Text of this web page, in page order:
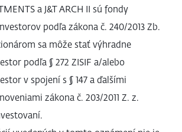
a J&T ARCH II sú fondy
podľa zákona č. 240/2013 Zb.
sa môže stať výhradne
podľa § 272 ZISIF a/alebo
v spojení s § 147 a ďalšími
zákona č. 203/2011 Z. z.